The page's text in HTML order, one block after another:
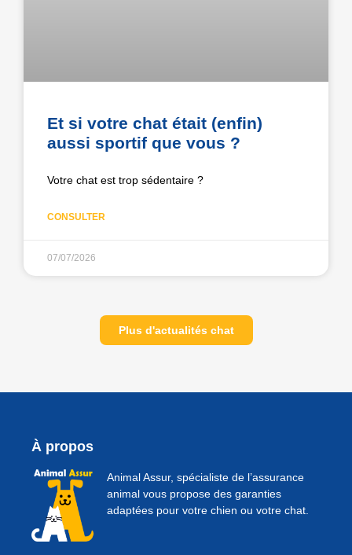
Et si votre chat était (enfin)
aussi sportif que vous ?
Votre chat est trop sédentaire ?
CONSULTER
07/07/2026
Plus d'actualités chat
À propos
Animal Assur, spécialiste de l’assurance
animal vous propose des garanties
adaptées pour votre chien ou votre chat.